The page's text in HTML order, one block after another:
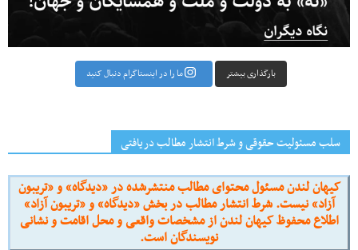
بارگذاری بیشتر ما را در اینستاگرام دنبال کنید
سلب مسئولیت حقوقی و شرط انتشار مطالب دریافتی
کیهان لندن مسئول محتوای مطالب منتشرشده در «دیدگاه» و «تریبون
آزاد» نیست. شرط انتشار مطالب در بخش «دیدگاه» و «تریبون آزاد»
اطلاع محفوظ کیهان لندن از مشخصات واقعی و محل اقامت و نشانی
نویسندگان است.